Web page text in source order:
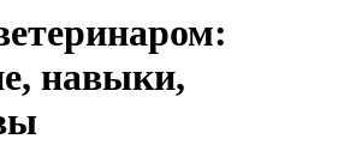
навыки,